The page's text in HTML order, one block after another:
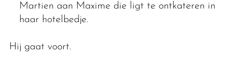
Martien aan Maxime die ligt te ontkateren in
haar hotelbedje.
Hij gaat voort.